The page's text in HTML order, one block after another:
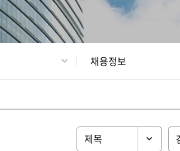
채용정보